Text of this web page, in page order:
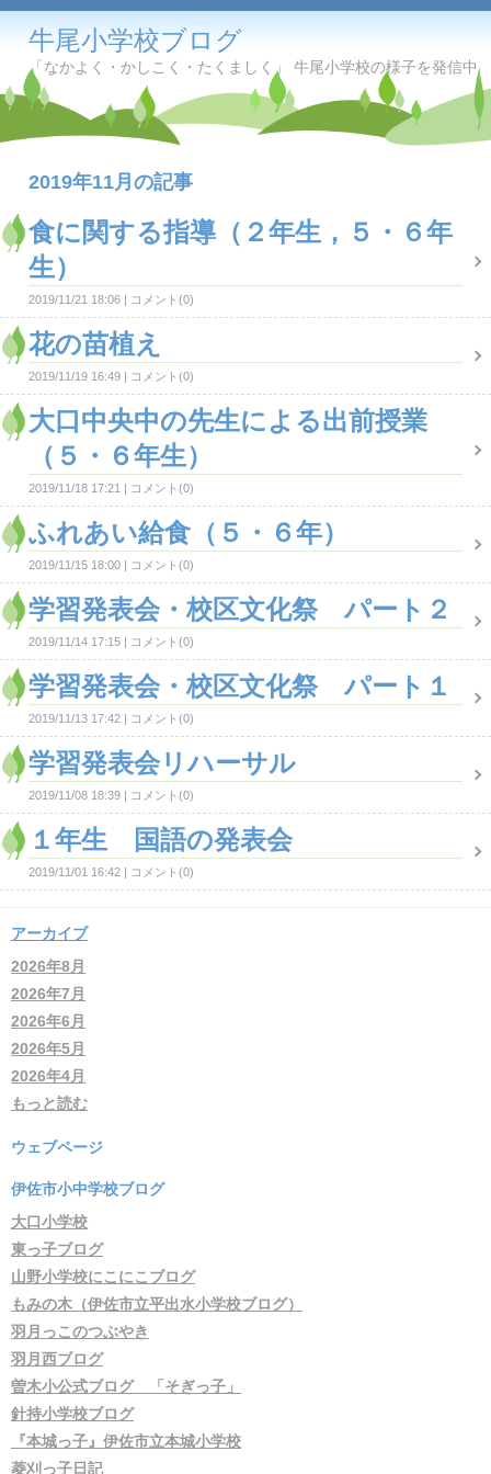
牛尾小学校ブログ
「なかよく・かしこく・たくましく」 牛尾小学校の様子を発信中
2019年11月の記事
食に関する指導（２年生，５・６年
生）
2019/11/21 18:06 コメント(0)
花の苗植え
2019/11/19 16:49 コメント(0)
大口中央中の先生による出前授業
（５・６年生）
2019/11/18 17:21 コメント(0)
ふれあい給食（５・６年）
2019/11/15 18:00 コメント(0)
学習発表会・校区文化祭 パート２
2019/11/14 17:15 コメント(0)
学習発表会・校区文化祭 パート１
2019/11/13 17:42 コメント(0)
学習発表会リハーサル
2019/11/08 18:39 コメント(0)
１年生 国語の発表会
2019/11/01 16:42 コメント(0)
アーカイブ
2026年8月
2026年7月
2026年6月
2026年5月
2026年4月
もっと読む
ウェブページ
伊佐市小中学校ブログ
大口小学校
東っ子ブログ
山野小学校にこにこブログ
もみの木（伊佐市立平出水小学校ブログ）
羽月っこのつぶやき
羽月西ブログ
曽木小公式ブログ 「そぎっ子」
針持小学校ブログ
『本城っ子』伊佐市立本城小学校
菱刈っ子日記